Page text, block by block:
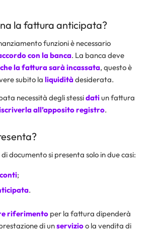
la fattura anticipata?
funzioni è necessario
con la banca. La banca deve
la fattura sarà incassata, questo è
subito la liquiditàdesiderata.
necessità degli stessidatiun fattura
all’apposito registro.
documento si presenta solo in due casi:
;
.
riferimentoper la fattura dipenderà
di unservizioo la vendita di